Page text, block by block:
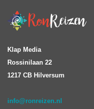
Klap Media
Rossinilaan 22
1217 CB Hilversum
info@ronreizen.nl